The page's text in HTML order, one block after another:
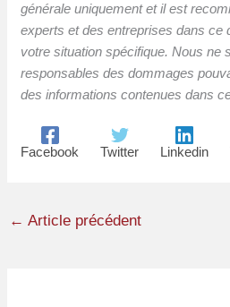
générale uniquement et il est
experts et des entreprises dans ce
votre situation spécifique. Nous ne
responsables des dommages
des informations contenues dans
Facebook Twitter Linkedin
← Article précédent